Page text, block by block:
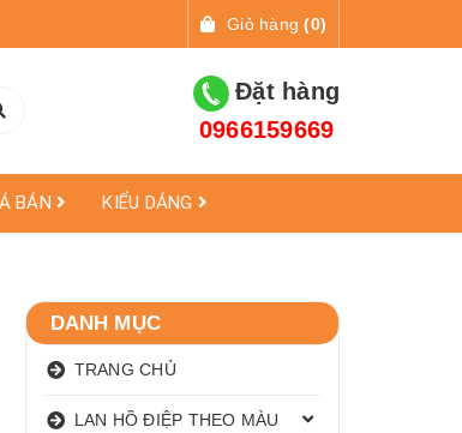
Giỏ hàng (0)
Đặt hàng
0966159669
BÁN KIỂU DÁNG
DANH MỤC
TRANG CHỦ
LAN HỒ ĐIỆP THEO MÀU